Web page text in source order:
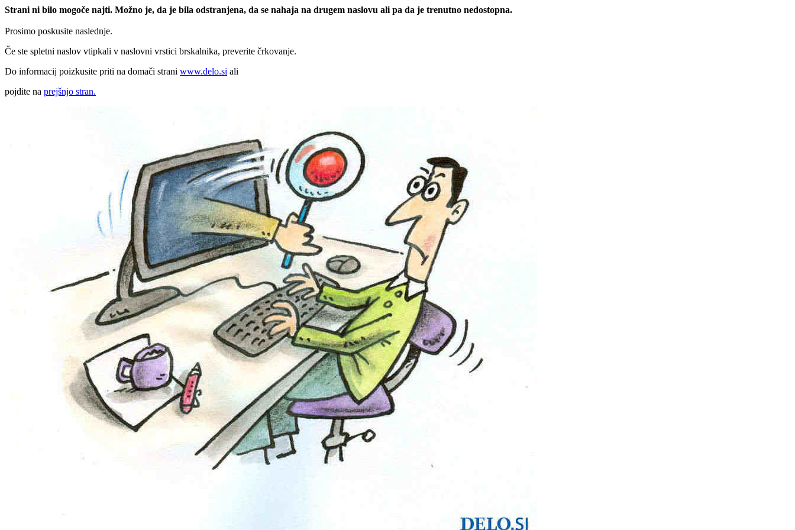
Strani ni bilo mogoče najti. Možno je, da je bila odstranjena, da se nahaja na drugem naslovu ali pa da je trenutno nedostopna.
Prosimo poskusite naslednje.
Če ste spletni naslov vtipkali v naslovni vrstici brskalnika, preverite črkovanje.
Do informacij poizkusite priti na domači strani www.delo.si ali
pojdite na prejšnjo stran.